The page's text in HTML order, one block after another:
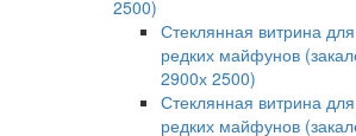
2500)
Стеклянная витрина
редких майфунов
2900х 2500)
Стеклянная витрина
редких майфунов